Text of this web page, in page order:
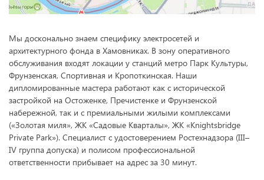
Мы досконально знаем специфику электросетей и
архитектурного фонда в Хамовниках. В зону оперативного
обслуживания входят локации у станций метро Парк Культуры,
Фрунзенская, Спортивная и Кропоткинская. Наши
дипломированные мастера работают как с исторической
застройкой на Остоженке, Пречистенке и Фрунзенской
набережной, так и с премиальными жилыми комплексами
(«Золотая миля», ЖК «Садовые Кварталы», ЖК «Knightsbridge
Private Park»). Специалист с удостоверением Ростехнадзора (III–
IV группа допуска) и полисом профессиональной
ответственности прибывает на адрес за 30 минут.